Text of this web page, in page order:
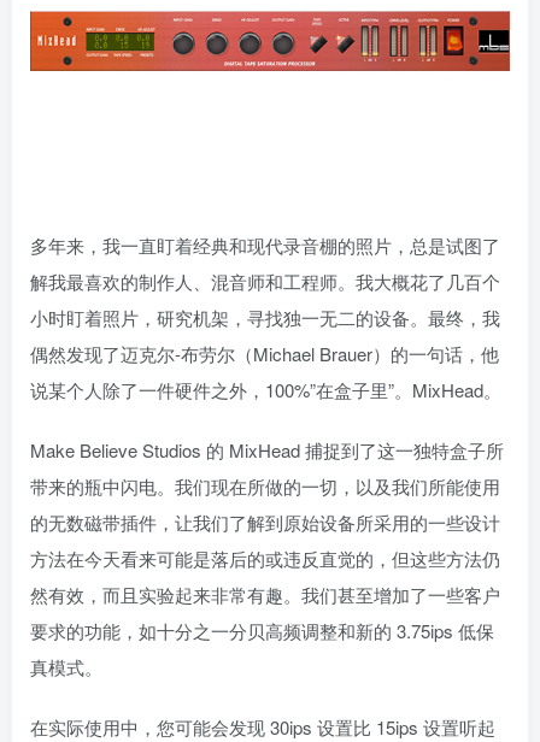
多年来，我一直盯着经典和现代录音棚的照片，总是试图了
解我最喜欢的制作人、混音师和工程师。我大概花了几百个
小时盯着照片，研究机架，寻找独一无二的设备。最终，我
偶然发现了迈克尔-布劳尔（Michael Brauer）的一句话，他
说某个人除了一件硬件之外，100%”在盒子里”。MixHead。
Make Believe Studios 的 MixHead 捕捉到了这一独特盒子所
带来的瓶中闪电。我们现在所做的一切，以及我们所能使用
的无数磁带插件，让我们了解到原始设备所采用的一些设计
方法在今天看来可能是落后的或违反直觉的，但这些方法仍
然有效，而且实验起来非常有趣。我们甚至增加了一些客户
要求的功能，如十分之一分贝高频调整和新的 3.75ips 低保
真模式。
在实际使用中，您可能会发现 30ips 设置比 15ips 设置听起